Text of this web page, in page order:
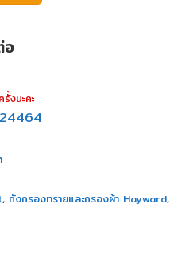
อ
งนะคะ
, ถังกรองทรายและกรองผ้า Hayward,